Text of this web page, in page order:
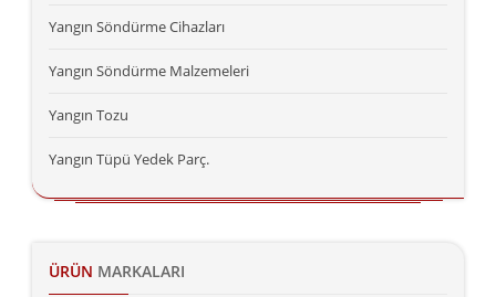
Yangın Söndürme Cihazları
Yangın Söndürme Malzemeleri
Yangın Tozu
Yangın Tüpü Yedek Parç.
ÜRÜN MARKALARI